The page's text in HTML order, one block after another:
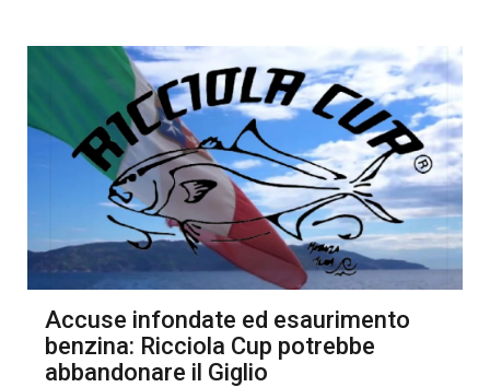
Accuse infondate ed esaurimento
benzina: Ricciola Cup potrebbe
abbandonare il Giglio